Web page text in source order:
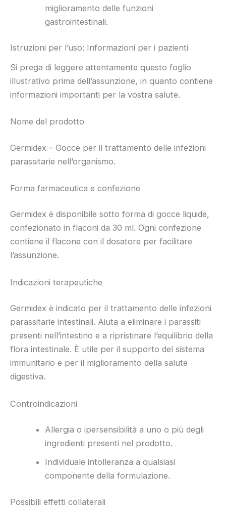
miglioramento delle funzioni
gastrointestinali.
Istruzioni per l’uso: Informazioni per i pazienti
Si prega di leggere attentamente questo foglio
illustrativo prima dell’assunzione, in quanto contiene
informazioni importanti per la vostra salute.
Nome del prodotto
Germidex – Gocce per il trattamento delle infezioni
parassitarie nell’organismo.
Forma farmaceutica e confezione
Germidex è disponibile sotto forma di gocce liquide,
confezionato in flaconi da 30 ml. Ogni confezione
contiene il flacone con il dosatore per facilitare
l’assunzione.
Indicazioni terapeutiche
Germidex è indicato per il trattamento delle infezioni
parassitarie intestinali. Aiuta a eliminare i parassiti
presenti nell’intestino e a ripristinare l’equilibrio della
flora intestinale. È utile per il supporto del sistema
immunitario e per il miglioramento della salute
digestiva.
Controindicazioni
Allergia o ipersensibilità a uno o più degli
ingredienti presenti nel prodotto.
Individuale intolleranza a qualsiasi
componente della formulazione.
Possibili effetti collaterali